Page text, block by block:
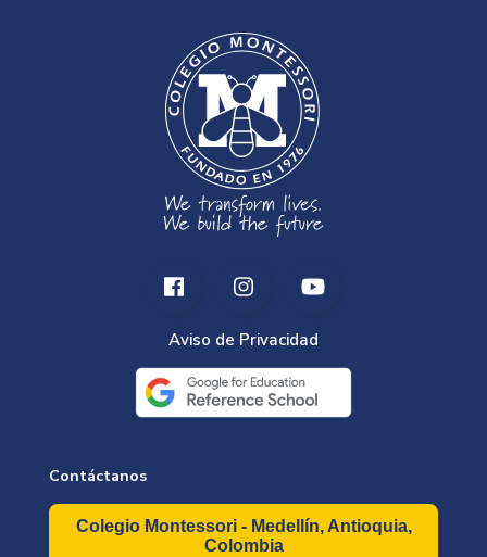
Aviso de Privacidad
Contáctanos
Colegio Montessori - Medellín, Antioquia,
Colombia